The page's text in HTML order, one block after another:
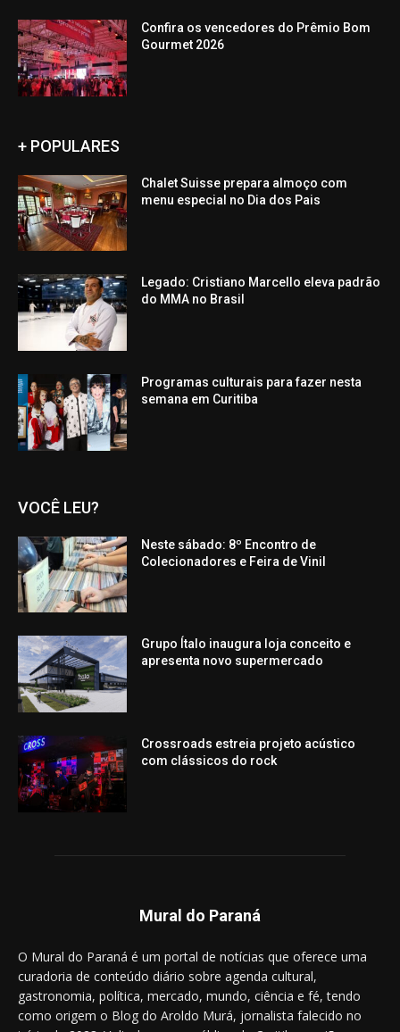
Confira os vencedores do Prêmio Bom
Gourmet 2026
+ POPULARES
Chalet Suisse prepara almoço com
menu especial no Dia dos Pais
Legado: Cristiano Marcello eleva padrão
do MMA no Brasil
Programas culturais para fazer nesta
semana em Curitiba
VOCÊ LEU?
Neste sábado: 8º Encontro de
Colecionadores e Feira de Vinil
Grupo Ítalo inaugura loja conceito e
apresenta novo supermercado
Crossroads estreia projeto acústico
com clássicos do rock
Mural do Paraná
O Mural do Paraná é um portal de notícias que oferece uma
curadoria de conteúdo diário sobre agenda cultural,
gastronomia, política, mercado, mundo, ciência e fé, tendo
como origem o Blog do Aroldo Murá, jornalista falecido no